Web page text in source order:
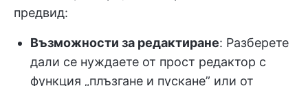
предвид:
Възможности за редактиране: Разберете
дали се нуждаете от прост редактор с
функция „плъзгане и пускане” или от